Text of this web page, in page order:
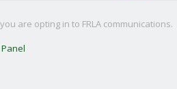
are opting in to FRLA communications.